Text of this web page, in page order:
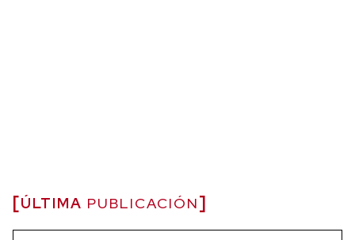
ÚLTIMA PUBLICACIÓN